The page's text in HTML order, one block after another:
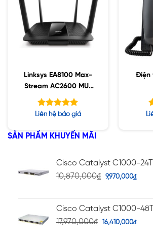
Linksys EA8100 Max-
Stream AC2600 MU-
MIMO Gigabit WiFi
Router
Được xếp
5 sao
Liên hệ báo giá
Điện
SẢN PHẨM KHUYẾN MÃI
Cisco Catalyst C1000-
10,870,000₫ 9,970,000₫
Cisco Catalyst C1000-
17,970,000₫ 16,410,000₫